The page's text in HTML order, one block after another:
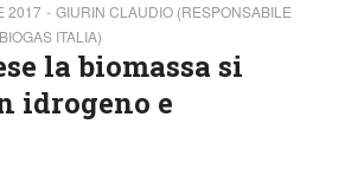
2017
GIURIN CLAUDIO (RESPONSABILE
ITALIA)
la biomassa si
idrogeno e